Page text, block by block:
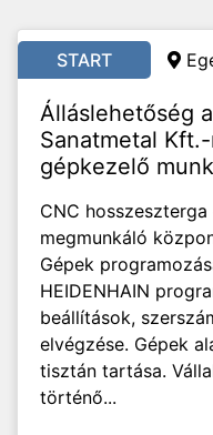
START
Álláslehetőség
Sanatmetal
gépkezelő
CNC hosszeszterga
megmunkáló
Gépek
HEIDENHAIN
beállítások,
elvégzése. Gépek
tisztán tartása.
történő...